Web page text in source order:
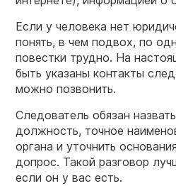
Если у человека нет
понять, в чем подвох, по
повестки трудно. На
быть указаны контакты
можно позвонить.
Следователь обязан
должность, точное
органа и уточнить
допрос. Такой разговор
если он у вас есть.